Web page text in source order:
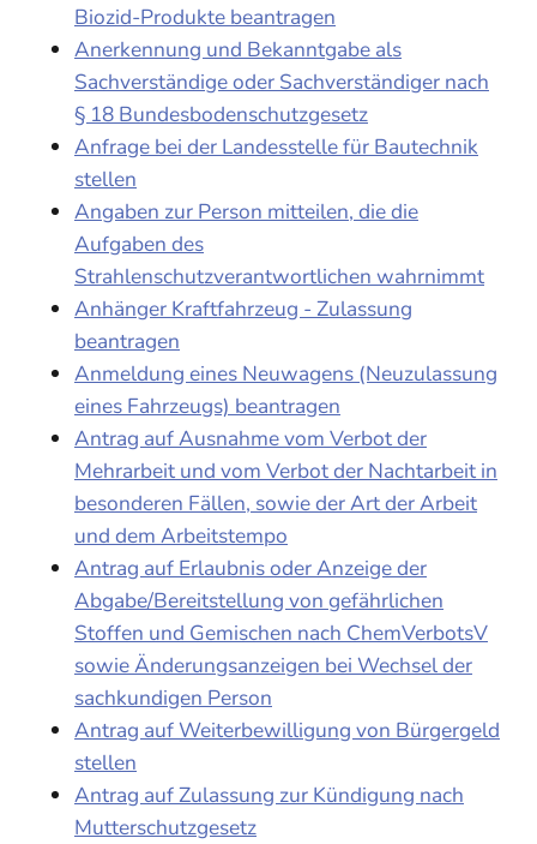
Biozid-Produkte beantragen
Anerkennung und Bekanntgabe als
Sachverständige oder Sachverständiger nach
§ 18 Bundesbodenschutzgesetz
Anfrage bei der Landesstelle für Bautechnik
stellen
Angaben zur Person mitteilen, die die
Aufgaben des
Strahlenschutzverantwortlichen wahrnimmt
Anhänger Kraftfahrzeug - Zulassung
beantragen
Anmeldung eines Neuwagens (Neuzulassung
eines Fahrzeugs) beantragen
Antrag auf Ausnahme vom Verbot der
Mehrarbeit und vom Verbot der Nachtarbeit in
besonderen Fällen, sowie der Art der Arbeit
und dem Arbeitstempo
Antrag auf Erlaubnis oder Anzeige der
Abgabe/Bereitstellung von gefährlichen
Stoffen und Gemischen nach ChemVerbotsV
sowie Änderungsanzeigen bei Wechsel der
sachkundigen Person
Antrag auf Weiterbewilligung von Bürgergeld
stellen
Antrag auf Zulassung zur Kündigung nach
Mutterschutzgesetz